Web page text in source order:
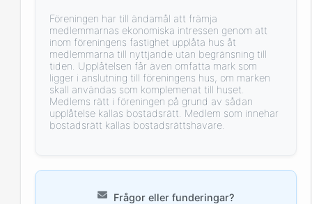
Föreningen har till ändamål att främja
medlemmarnas ekonomiska intressen genom att
inom föreningens fastighet upplåta hus åt
medlemmarna till nyttjande utan begränsning till
tiden. Upplåtelsen får även omfatta mark som
ligger i anslutning till föreningens hus, om marken
skall användas som komplemenat till huset.
Medlems rätt i föreningen på grund av sådan
upplåtelse kallas bostadsrätt. Medlem som innehar
bostadsrätt kallas bostadsrättshavare.
Frågor eller funderingar?